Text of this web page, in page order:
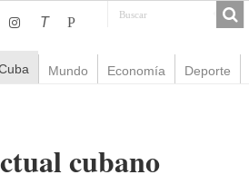
T P
Mundo Economía Deporte
cubano